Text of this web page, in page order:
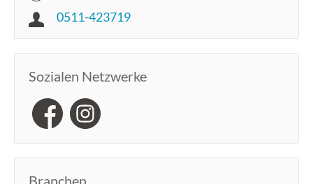
0511-423719
Sozialen Netzwerke